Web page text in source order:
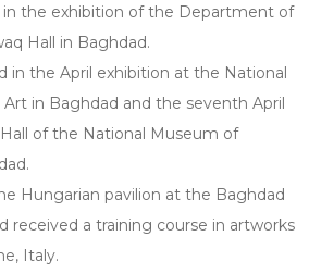
the exhibition of the Department of
Hall in Baghdad.
in the April exhibition at the National
in Baghdad and the seventh April
of the National Museum of
Hungarian pavilion at the Baghdad
received a training course in artworks
Italy.